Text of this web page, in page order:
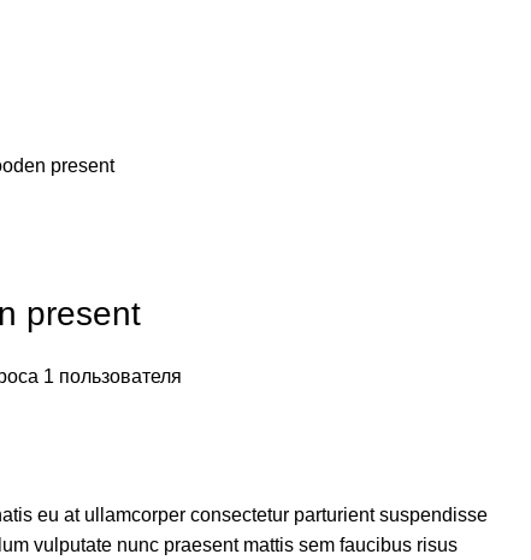
present
present
1 пользователя
eu at ullamcorper consectetur parturient suspendisse
vulputate nunc praesent mattis sem faucibus risus